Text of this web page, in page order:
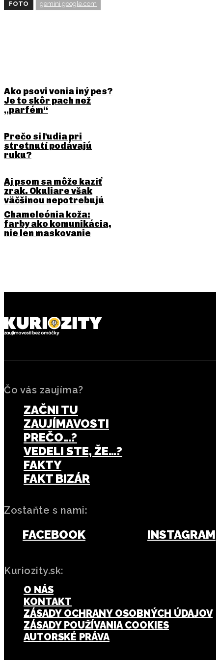
FOTO gemini.google.com
Ako psovi vonia iný pes?
Je to skôr pach než
„parfém“
Prečo si ľudia pri
stretnutí podávajú
ruku?
Aj psom sa môže kaziť
zrak. Okuliare však
väčšinou nepotrebujú
Chameleónia koža:
farby ako komunikácia,
nie len maskovanie
Čo vás zaujíma?
ZAČNI TU
ZAUJÍMAVOSTI
PREČO…?
VEDELI STE, ŽE…?
FAKTY
FAKT BIZÁR
Zostaňte s nami:
FACEBOOK INSTAGRAM
Kuriozity.sk:
O NÁS
KONTAKT
ZÁSADY OCHRANY OSOBNÝCH ÚDAJOV
ZÁSADY POUŽÍVANIA COOKIES
AUTORSKÉ PRÁVA